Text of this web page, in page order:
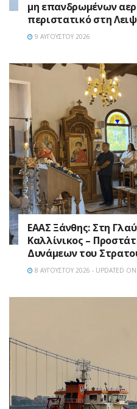
μη επανδρωμένων
περιστατικό στη
9 ΑΥΓΟΎΣΤΟΥ 2026
EAAΣ Ξάνθης: Στη
Καλλίνικος –
Δυνάμεων του
8 ΑΥΓΟΎΣΤΟΥ 2026 - UPDATED